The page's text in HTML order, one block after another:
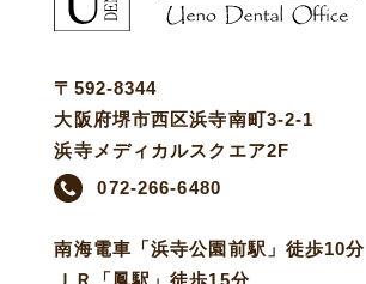
〒592-8344
大阪府堺市西区浜寺南町3-2-1
浜寺メディカルスクエア2F
072-266-6480
南海電車「浜寺公園前駅」徒歩10分
ＪＲ「鳳駅」徒歩15分